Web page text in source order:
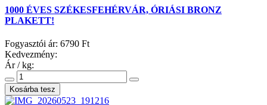
1000 ÉVES SZÉKESFEHÉRVÁR, ÓRIÁSI BRONZ
PLAKETT!
Fogyasztói ár: 6790 Ft
Kedvezmény:
Ár / kg: